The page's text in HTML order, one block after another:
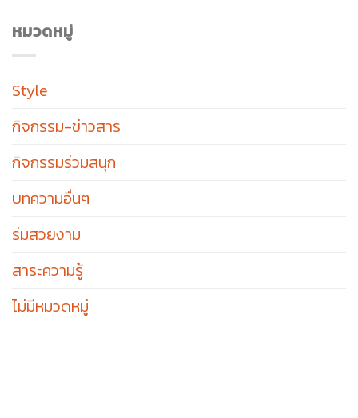
หมวดหมู่
Style
กิจกรรม-ข่าวสาร
กิจกรรมร่วมสนุก
บทความอื่นๆ
ร่มสวยงาม
สาระความรู้
ไม่มีหมวดหมู่